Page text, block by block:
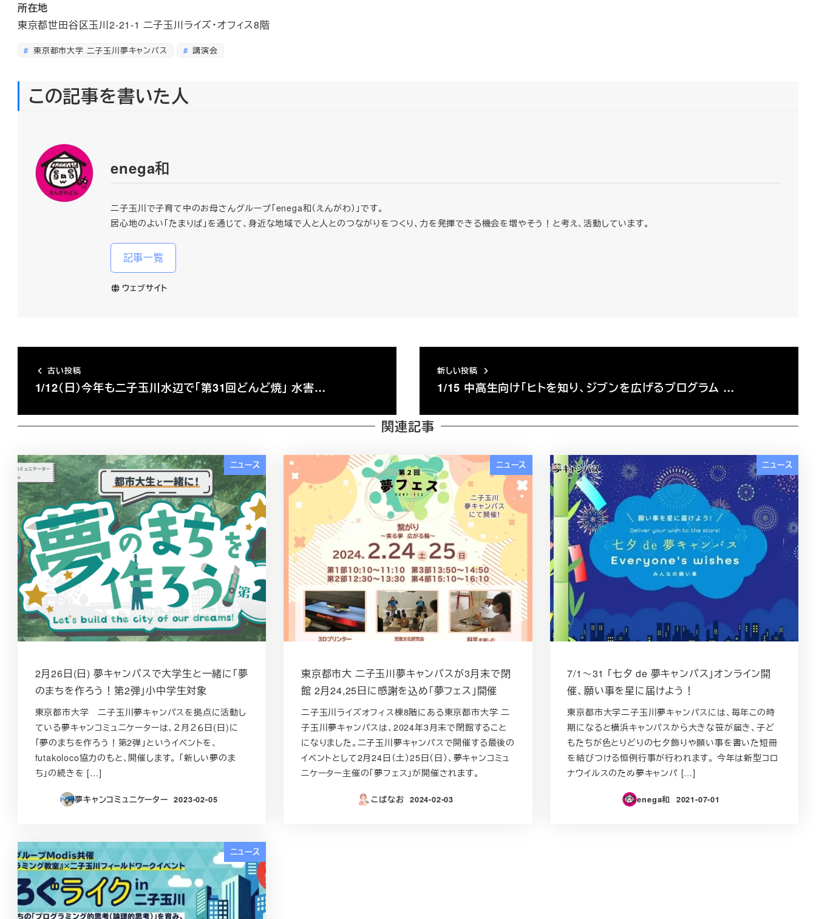
所在地
東京都世田谷区玉川2-21-1 二子玉川ライズ・オフィス8階
東京都市大学 二子玉川夢キャンパス 講演会
この記事を書いた人
enega和
二子玉川で子育て中のお母さんグループ「enega和（えんがわ）」です。
居心地のよい「たまりば」を通じて、身近な地域で人と人とのつながりをつくり、力を発揮できる機会を増やそう！と考え、活動しています。
記事一覧
ウェブサイト
古い投稿
1/12（日）今年も二子玉川水辺で「第31回どんど焼」 水害…
新しい投稿
1/15 中高生向け「ヒトを知り、ジブンを広げるプログラム …
関連記事
ニュース
2月26日(日) 夢キャンパスで大学生と一緒に「夢
のまちを作ろう！第2弾」小中学生対象
東京都市大学 二子玉川夢キャンパスを拠点に活動し
ている夢キャン­コミュニケーターは、２月２６日(日)に
「夢のまちを作ろう！第2弾」というイベントを、
futakoloco協力のもと、開催します。 「新しい夢のま
ち」の続きを […]
夢キャンコミュニケーター
投稿日
2023-02-05
ニュース
東京都市大 二子玉川夢キャンパスが3月末で閉
館 2月24,25日に感謝を込め「夢フェス」開催
二子玉川ライズオフィス棟8階にある東京都市大学 二
子玉川夢キャンパスは、2024年3月末で閉館すること
になりました。二子玉川夢キャンパスで開催する最後の
イベントとして2月24日（土）25日（日）、夢キャンコミュ
ニケーター主催の「夢フェス」が開催されます。
こばなお
投稿日
2024-02-03
ニュース
7/1～31 「七夕 de 夢キャンパス」オンライン開
催、願い事を星に届けよう！
東京都市大学二子玉川夢キャンパスには、毎年この時
期になると横浜キャンパスから大きな笹が届き、子ど
もたちが色とりどりの七夕飾りや願い事を書いた短冊
を結びつける恒例行事が行われます。 今年は新型コロ
ナウイルスのため夢キャンパ […]
enega和
投稿日
2021-07-01
ニュース